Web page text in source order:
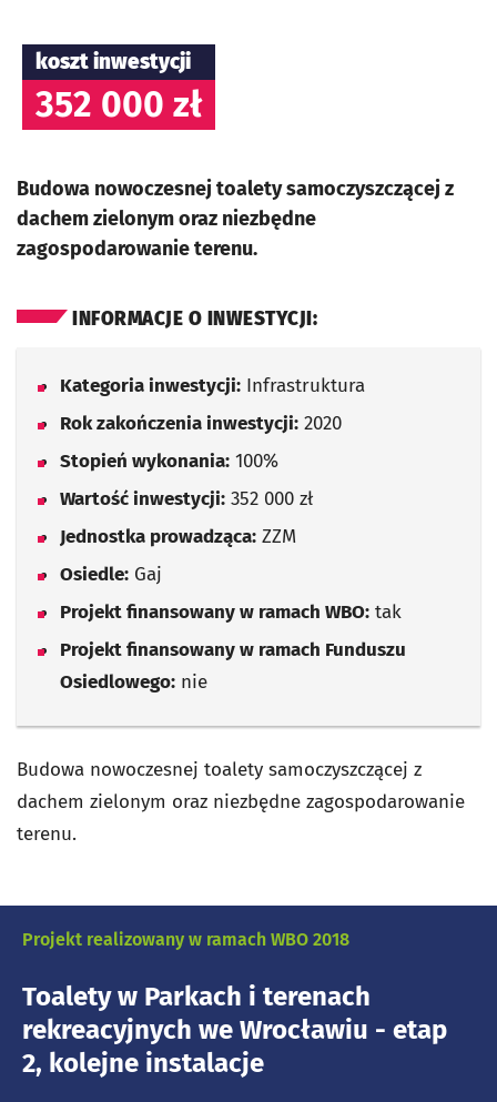
koszt inwestycji
352 000 zł
Budowa nowoczesnej toalety samoczyszczącej z
dachem zielonym oraz niezbędne
zagospodarowanie terenu.
INFORMACJE O INWESTYCJI:
Kategoria inwestycji: Infrastruktura
Rok zakończenia inwestycji: 2020
Stopień wykonania: 100%
Wartość inwestycji: 352 000 zł
Jednostka prowadząca: ZZM
Osiedle: Gaj
Projekt finansowany w ramach WBO: tak
Projekt finansowany w ramach Funduszu
Osiedlowego: nie
Budowa nowoczesnej toalety samoczyszczącej z
dachem zielonym oraz niezbędne zagospodarowanie
terenu.
Projekt realizowany w ramach WBO 2018
Toalety w Parkach i terenach
rekreacyjnych we Wrocławiu - etap
2, kolejne instalacje